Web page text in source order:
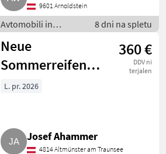
9601 Arnoldstein
Avtomobili in
motorna kolesa /
Terensko vozilo -
offroader
8 dni na spletu
Neue
Sommerreifen
245/45/18 Falken
360 €
DDV ni
terjalen
L. pr. 2026
Josef Ahammer
4814 Altmünster am Traunsee